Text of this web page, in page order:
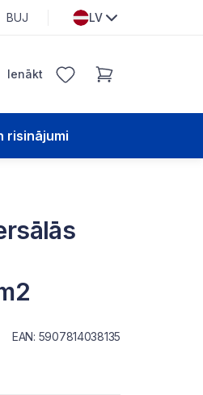
BUJ LV
Ienākt
risinājumi
EAN: 5907814038135